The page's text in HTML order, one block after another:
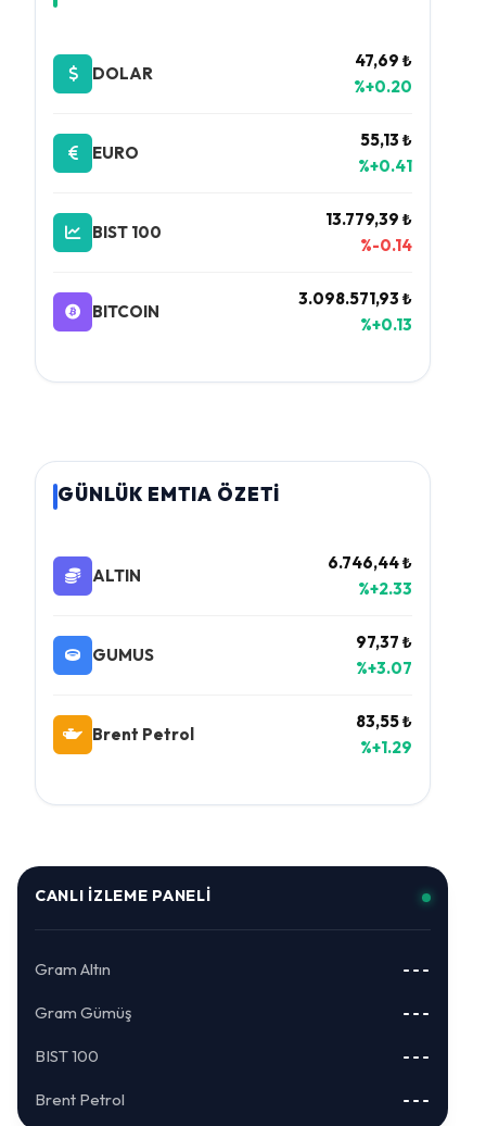
DOLAR
47,69 ₺
%+0.20
EURO
55,13 ₺
%+0.41
BIST 100
13.779,39 ₺
%-0.14
BITCOIN
3.098.571,93 ₺
%+0.13
GÜNLÜK EMTIA ÖZETİ
ALTIN
6.746,44 ₺
%+2.33
GUMUS
97,37 ₺
%+3.07
Brent Petrol
83,55 ₺
%+1.29
CANLI İZLEME PANELI
Gram Altın ---
Gram Gümüş ---
BIST 100 ---
Brent Petrol ---